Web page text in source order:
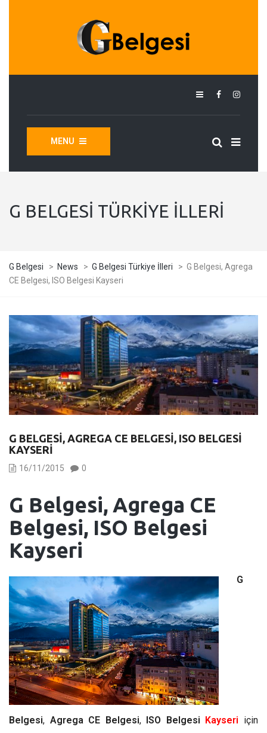
MENU
G BELGESI TÜRKIYE İLLERI
G Belgesi > News > G Belgesi Türkiye İlleri > G Belgesi, Agrega
CE Belgesi, ISO Belgesi Kayseri
G BELGESI, AGREGA CE BELGESI, ISO BELGESI
KAYSERI
16/11/2015 0
G Belgesi, Agrega CE
Belgesi, ISO Belgesi
Kayseri
G
Belgesi, Agrega CE Belgesi, ISO Belgesi Kayseri için